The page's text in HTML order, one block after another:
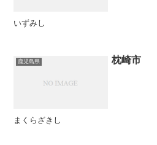
いずみし
鹿児島県 枕崎市
まくらざきし